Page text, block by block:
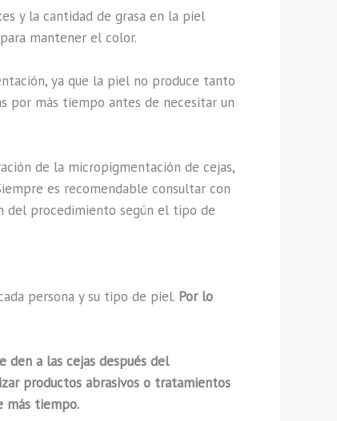
y la cantidad de grasa en la piel
mantener el color.
ya que la piel no produce tanto
por más tiempo antes de necesitar un
de la micropigmentación de cejas,
es recomendable consultar con
del procedimiento según el tipo de
persona y su tipo de piel. Por lo
a las cejas después del
productos abrasivos o tratamientos
más tiempo.